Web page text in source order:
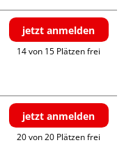
jetzt anmelden
14 von 15 Plätzen frei
jetzt anmelden
20 von 20 Plätzen frei